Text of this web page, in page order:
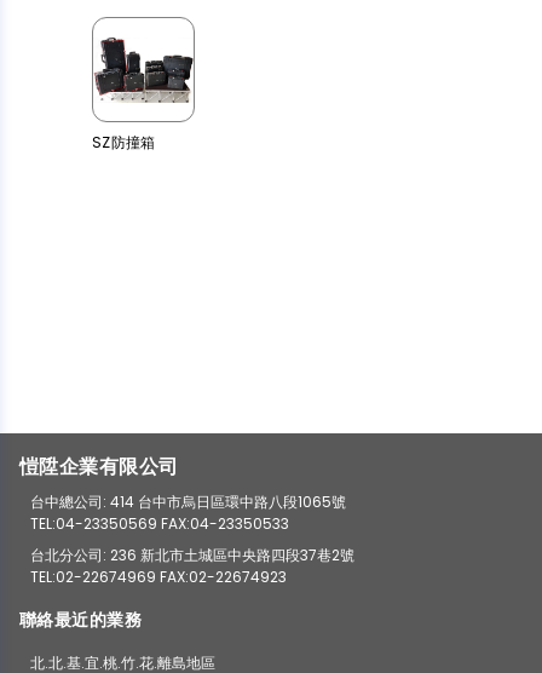
SZ防撞箱
愷陞企業有限公司
台中總公司: 414 台中市烏日區環中路八段1065號
TEL:04-23350569 FAX:04-23350533
台北分公司: 236 新北市土城區中央路四段37巷2號
TEL:02-22674969 FAX:02-22674923
聯絡最近的業務
北.北.基.宜.桃.竹.花.離島地區